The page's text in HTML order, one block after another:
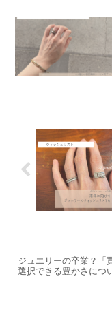
ジュエリーの卒業？「
選択できる豊かさにつ